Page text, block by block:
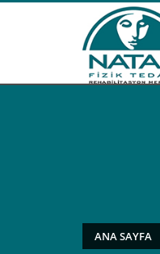
ANA SAYFA